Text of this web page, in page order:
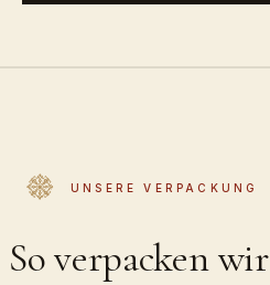
UNSERE VERPACKUNG
So verpacken wir